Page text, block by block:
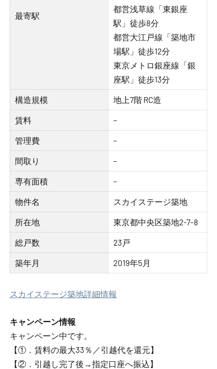
最寄駅
都営浅草線「東銀座
駅」徒歩8分
都営大江戸線「築地市
場駅」徒歩12分
東京メトロ銀座線「銀
座駅」徒歩13分
構造規模 地上7階 RC造
賃料 –
管理費 –
間取り –
専有面積 –
物件名 スカイステージ築地
所在地 東京都中央区築地2-7-8
総戸数 23戸
築年月 2019年5月
スカイステージ築地詳細情報
キャンペーン情報
キャンペーン中です。
【①．賃料の最大33％／引越代を還元】
【②．引越し完了後→指定口座へ振込】